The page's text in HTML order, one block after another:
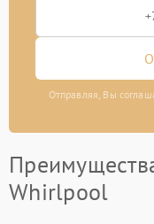
Отправляя, Вы
Whirlpool